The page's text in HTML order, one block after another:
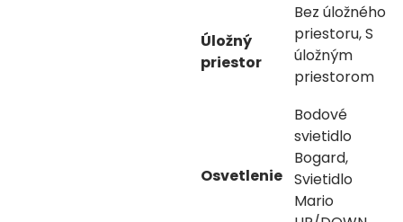
Úložný
priestor
Bez úložného
priestoru, S
úložným
priestorom
Osvetlenie
Bodové
svietidlo
Bogard,
Svietidlo
Mario